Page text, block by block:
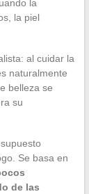
la
la piel
al cuidar la
naturalmente
belleza se
su
Se basa en
de las